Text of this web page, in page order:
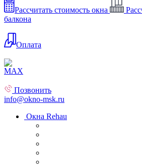
Рассчитать стоимость окна
балкона
Оплата
Позвонить
info@okno-msk.ru
Окна Rehau